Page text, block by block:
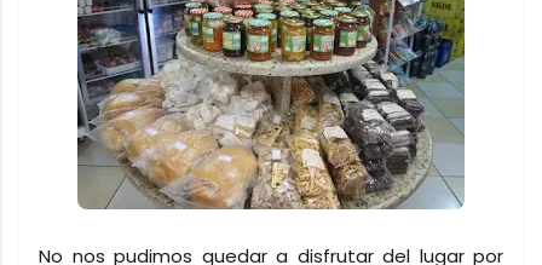
No nos pudimos quedar a disfrutar del lugar por